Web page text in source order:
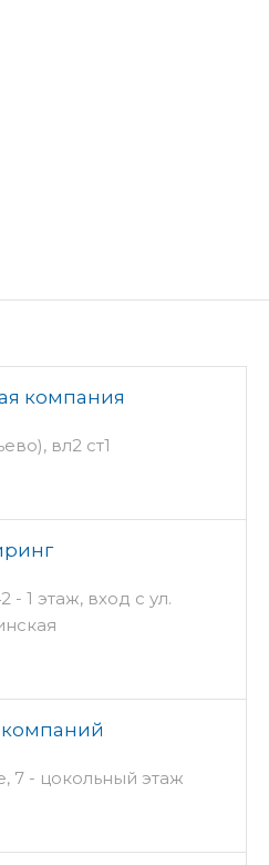
компания
вл2 ст1
- 1 этаж, вход с ул.
компаний
7 - цокольный этаж